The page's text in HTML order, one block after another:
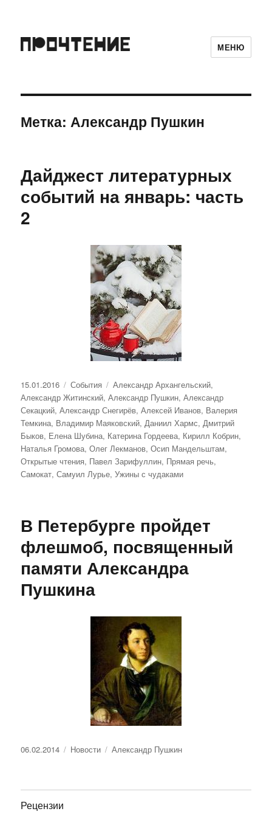
МЕНЮ
Метка:Александр Пушкин
Дайджест литературных
событий на январь: часть
2
Опубликовано
15.01.2016 Рубрики
События Метки
Александр Архангельский,
Александр Житинский,Александр Пушкин,Александр
Секацкий,Александр Снегирёв,Алексей Иванов, Валерия
Темкина, Владимир Маяковский,Даниил Хармс,Дмитрий
Быков, Елена Шубина, Катерина Гордеева, Кирилл Кобрин,
Наталья Громова,Олег Лекманов,Осип Мандельштам,
Открытые чтения, Павел Зарифуллин, Прямая речь,
Самокат,Самуил Лурье,Ужины с чудаками
В Петербурге пройдет
флешмоб, посвященный
памяти Александра
Пушкина
Опубликовано
06.02.2014 Рубрики
Новости Метки
Александр Пушкин
Рецензии